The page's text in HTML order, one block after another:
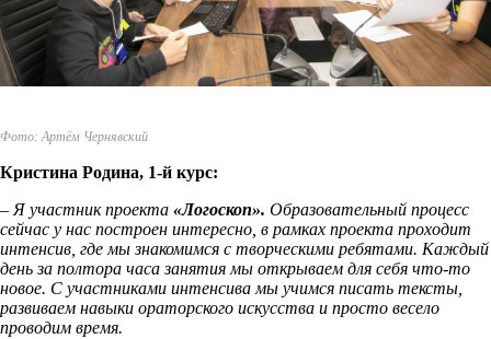
Фото: Артём Чернявский
Кристина Родина, 1-й курс:
– Я участник проекта «Логоскоп». Образовательный процесс
сейчас у нас построен интересно, в рамках проекта проходит
интенсив, где мы знакомимся с творческими ребятами. Каждый
день за полтора часа занятия мы открываем для себя что-то
новое. С участниками интенсива мы учимся писать тексты,
развиваем навыки ораторского искусства и просто весело
проводим время.